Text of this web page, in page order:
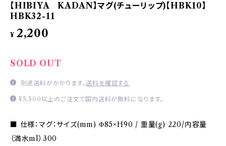
【HIBIYA KADAN】マグ(チューリップ)【HBK10】
HBK32-11
¥ 2,200
SOLD OUT
別途送料がかかります。送料を確認する
¥5,500以上のご注文で国内送料が無料になります。
■ 仕様：マグ：サイズ(mm) Φ85×H90 / 重量(g) 220/内容量
（満水ml）300